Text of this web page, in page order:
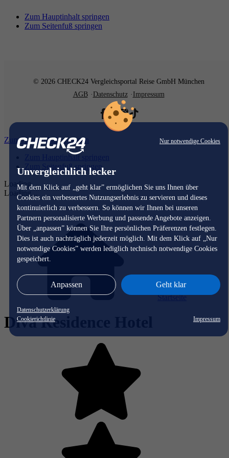
Nur notwendige Cookies
Unvergleichlich lecker
Mit dem Klick auf „geht klar” ermöglichen Sie uns Ihnen über
Cookies ein verbessertes Nutzungserlebnis zu servieren und dieses
kontinuierlich zu verbessern. So können wir Ihnen bei unseren
Partnern personalisierte Werbung und passende Angebote anzeigen.
Über „anpassen” können Sie Ihre persönlichen Präferenzen festlegen.
Dies ist auch nachträglich jederzeit möglich. Mit dem Klick auf „Nur
notwendige Cookies” werden lediglich technisch notwendige Cookies
gespeichert.
Anpassen Geht klar
Datenschutzerklärung
Cookierichtlinie
Impressum
Zum Hauptinhalt springen
Zum Seitenfuß springen
© 2026 CHECK24 Vergleichsportal Reise GmbH München
AGB
Datenschutz Impressum
Zum Hauptinhalt springen
Zum Hauptinhalt springen
Zum Seitenfuß springen
Loading...
Loading...
Startseite
Diva Residence Hotel